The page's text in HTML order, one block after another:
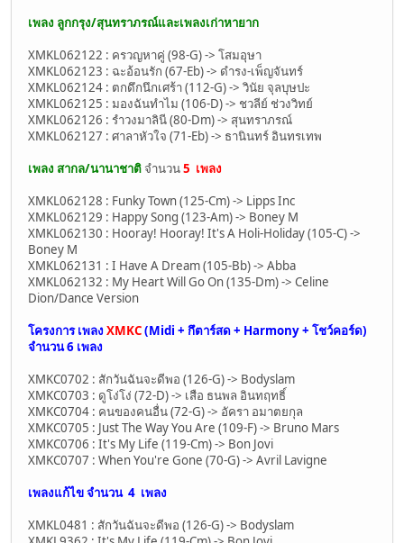
เพลง ลูกกรุง/สุนทราภรณ์และเพลงเก่าหายาก
XMKL062122 : ครวญหาคู่ (98-G) -> โสมอุษา
XMKL062123 : ฉะอ้อนรัก (67-Eb) -> ดำรง-เพ็ญจันทร์
XMKL062124 : ตกดึกนึกเศร้า (112-G) -> วินัย จุลบุษปะ
XMKL062125 : มองฉันทำไม (106-D) -> ชวลีย์ ช่วงวิทย์
XMKL062126 : รำวงมาลินี (80-Dm) -> สุนทราภรณ์
XMKL062127 : ศาลาหัวใจ (71-Eb) -> ธานินทร์ อินทรเทพ
เพลง สากล/นานาชาติ จำนวน5 เพลง
XMKL062128 : Funky Town (125-Cm) -> Lipps Inc
XMKL062129 : Happy Song (123-Am) -> Boney M
XMKL062130 : Hooray! Hooray! It's A Holi-Holiday (105-C) ->
Boney M
XMKL062131 : I Have A Dream (105-Bb) -> Abba
XMKL062132 : My Heart Will Go On (135-Dm) -> Celine
Dion/Dance Version
โครงการ เพลง XMKC(Midi + กึตาร์สด + Harmony + โชว์คอร์ด)
จำนวน6 เพลง
XMKC0702 : สักวันฉันจะดีพอ (126-G) -> Bodyslam
XMKC0703 : ดูโง่โง่ (72-D) -> เสือ ธนพล อินทฤทธิ์
XMKC0704 : คนของคนอื่น (72-G) -> อัครา อมาตยกุล
XMKC0705 : Just The Way You Are (109-F) -> Bruno Mars
XMKC0706 : It's My Life (119-Cm) -> Bon Jovi
XMKC0707 : When You're Gone (70-G) -> Avril Lavigne
เพลงแก้ไข จำนวน 4 เพลง
XMKL0481 : สักวันฉันจะดีพอ (126-G) -> Bodyslam